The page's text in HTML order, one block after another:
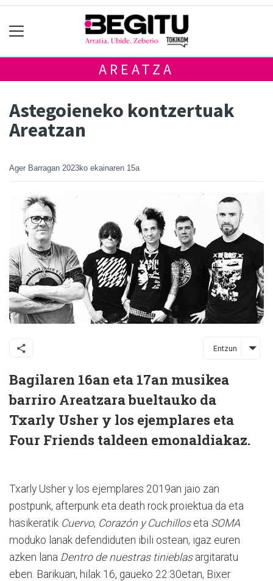
AREATZA
Astegoieneko kontzertuak
Areatzan
Ager Barragan 2023ko ekainaren 15a
Entzun
Bagilaren 16an eta 17an musikea
barriro Areatzara bueltauko da
Txarly Usher y los ejemplares eta
Four Friends taldeen emonaldiakaz.
Txarly Usher y los ejemplares 2019an jaio zan
postpunk, afterpunk eta death rock proiektua da eta
hasikeratik Cuervo, Corazón y Cuchilloseta SOMA
moduko lanak defendiduten ibili ostean, igaz euren
azken lana Dentro de nuestras tinieblasargitaratu
eben. Barikuan, hilak 16, gaueko 22:30etan, Bixer